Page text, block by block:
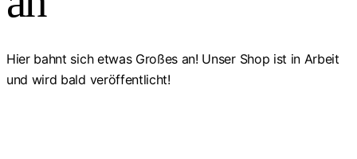
Hier bahnt sich etwas Großes an! Unser Shop ist in Arbeit
und wird bald veröffentlicht!